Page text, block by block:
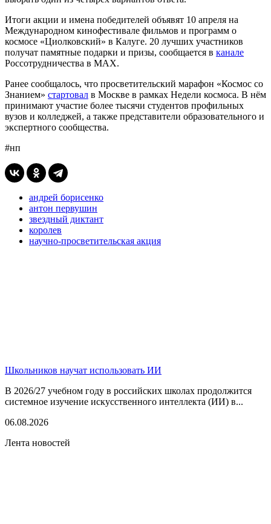
Итоги акции и имена победителей объявят 10 апреля на
Международном кинофестивале фильмов и программ о
космосе «Циолковский» в Калуге. 20 лучших участников
получат памятные подарки и призы, сообщается в канале
Россотрудничества в МАХ.
Ранее сообщалось, что просветительский марафон «Космос со
Знанием» стартовал в Москве в рамках Недели космоса. В нём
принимают участие более тысячи студентов профильных
вузов и колледжей, а также представители образовательного и
экспертного сообщества.
#нп
андрей борисенко
антон первушин
звездный диктант
королев
научно-просветительская акция
Школьников научат использовать ИИ
В 2026/27 учебном году в российских школах продолжится
системное изучение искусственного интеллекта (ИИ) в...
06.08.2026
Лента новостей